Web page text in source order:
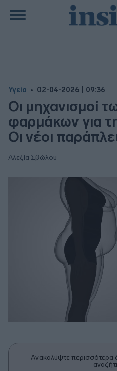
Υγεία 02-04-2026 | 09:36
Οι μηχανισμοί
φαρμάκων για
Οι νέοι
Αλεξία Σβώλου
Ανακαλύψτε περισσότερα